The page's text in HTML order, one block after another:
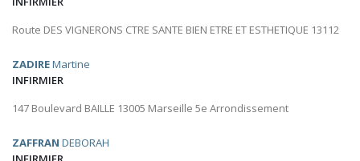
Route DES VIGNERONS CTRE SANTE BIEN ETRE ET ESTHETIQUE 13112
ZADIREMartine
INFIRMIER
147 Boulevard BAILLE 13005 Marseille 5e Arrondissement
ZAFFRAN DEBORAH